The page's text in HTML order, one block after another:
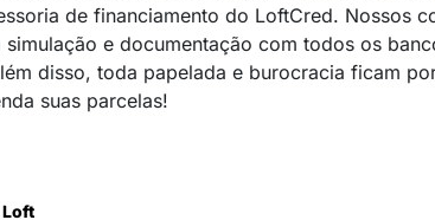
de financiamento do LoftCred. Nossos
simulação e documentação com todos os
disso, toda papelada e burocracia ficam
suas parcelas!
Loft